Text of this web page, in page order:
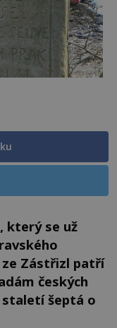
který se už
ze Zástřizl patří
českých
staletí šeptá o